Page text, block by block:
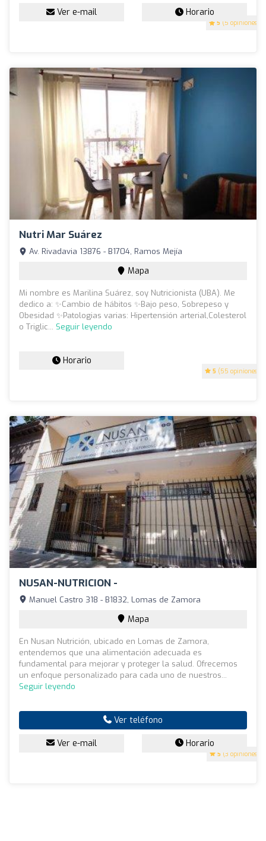
5 (5 opiniones)
Ver e-mail Horario
Nutri Mar Suárez ️
5 (55 opiniones)
Av. Rivadavia 13876 - B1704, Ramos Mejía
Mapa
Mi nombre es Marilina Suárez, soy Nutricionista (UBA). Me
dedico a: ✨️Cambio de hábitos ✨️Bajo peso, Sobrepeso y
Obesidad ✨️Patologias varias: Hipertensión arterial,Colesterol
o Triglic... Seguir leyendo
Horario
NUSAN-NUTRICION -
5 (3 opiniones)
Manuel Castro 318 - B1832, Lomas de Zamora
Mapa
En Nusan Nutrición, ubicado en Lomas de Zamora,
entendemos que una alimentación adecuada es
fundamental para mejorar y proteger la salud. Ofrecemos
un enfoque personalizado para cada uno de nuestros...
Seguir leyendo
Ver teléfono
Ver e-mail Horario